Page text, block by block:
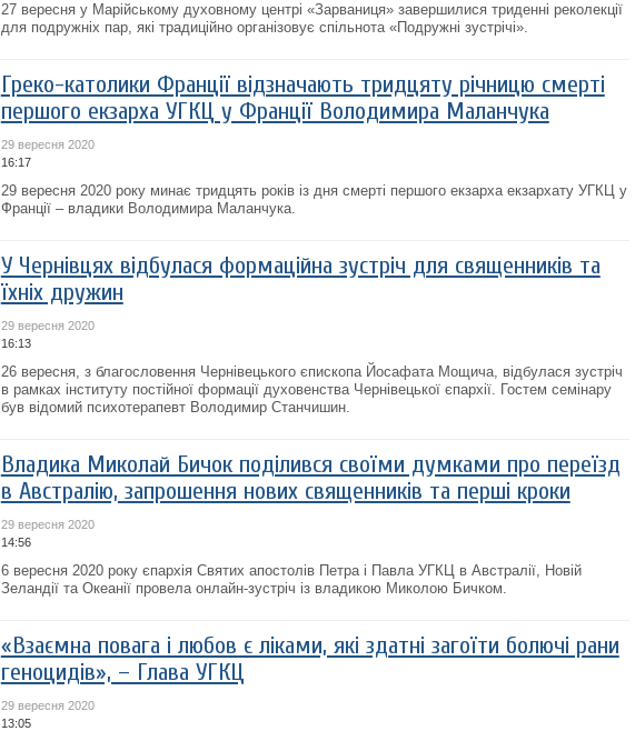
27 вересня у Марійському духовному центрі «Зарваниця» завершилися триденні реколекції
для подружніх пар, які традиційно організовує спільнота «Подружні зустрічі».
Греко-католики Франції відзначають тридцяту річницю смерті
першого екзарха УГКЦ у Франції Володимира Маланчука
29 вересня 2020
16:17
29 вересня 2020 року минає тридцять років із дня смерті першого екзарха екзархату УГКЦ у
Франції – владики Володимира Маланчука.
У Чернівцях відбулася формаційна зустріч для священників та
їхніх дружин
29 вересня 2020
16:13
26 вересня, з благословення Чернівецького єпископа Йосафата Мощича, відбулася зустріч
в рамках інституту постійної формації духовенства Чернівецької єпархії. Гостем семінару
був відомий психотерапевт Володимир Станчишин.
Владика Миколай Бичок поділився своїми думками про переїзд
в Австралію, запрошення нових священників та перші кроки
29 вересня 2020
14:56
6 вересня 2020 року єпархія Святих апостолів Петра і Павла УГКЦ в Австралії, Новій
Зеландії та Океанії провела онлайн-зустріч із владикою Миколою Бичком.
«Взаємна повага і любов є ліками, які здатні загоїти болючі рани
геноцидів», – Глава УГКЦ
29 вересня 2020
13:05